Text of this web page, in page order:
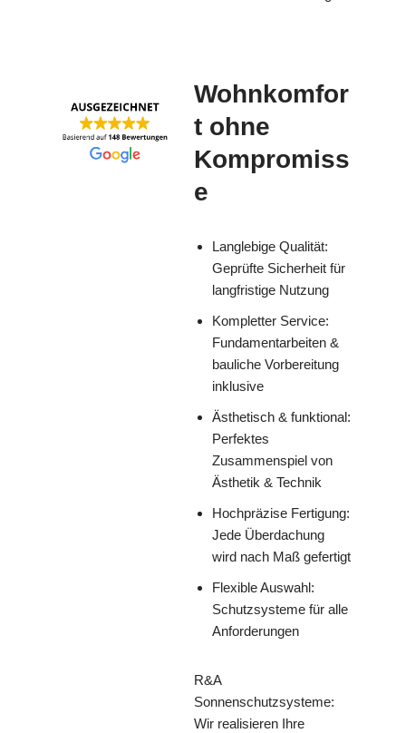
Wohnkomfor
t ohne
Kompromiss
e
Langlebige Qualität:
Geprüfte Sicherheit für
langfristige Nutzung
Kompletter Service:
Fundamentarbeiten &
bauliche Vorbereitung
inklusive
Ästhetisch & funktional:
Perfektes
Zusammenspiel von
Ästhetik & Technik
Hochpräzise Fertigung:
Jede Überdachung
wird nach Maß gefertigt
Flexible Auswahl:
Schutzsysteme für alle
Anforderungen
R&A
Sonnenschutzsysteme:
Wir realisieren Ihre